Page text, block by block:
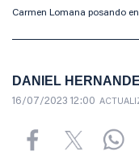
Carmen Lomana posando
DANIEL
16/07/2023 12:00